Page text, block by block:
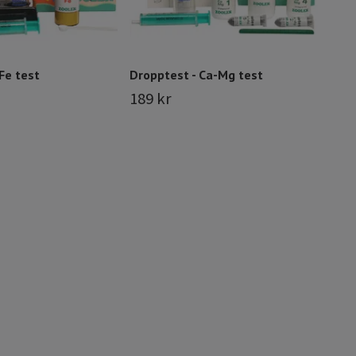
test Dropptest - Ca-Mg test
189 kr